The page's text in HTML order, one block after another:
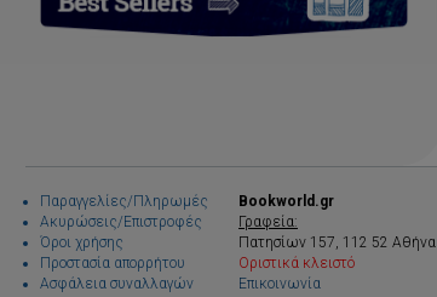
Παραγγελίες/Πληρωμές
Ακυρώσεις/Επιστροφές
Όροι χρήσης
Προστασία απορρήτου
Ασφάλεια συναλλαγών
Bookworld.gr
Γραφεία:
Πατησίων 157, 112 52 Αθήνα
Οριστικά κλειστό
Επικοινωνία